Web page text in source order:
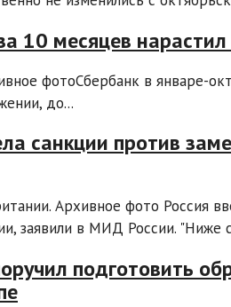
10 месяцев
фотоСбербанк в январе-
до...
санкции против
Архивное фото Россия
заявили в МИД России. "Ниже
подготовить